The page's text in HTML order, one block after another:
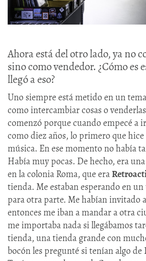
Ahora está del otro lado, ya no
sino como vendedor. ¿Cómo es
llegó a eso?
Uno siempre está metido en un
como intercambiar cosas o
comenzó porque cuando empecé a
como diez años, lo primero que
música. En ese momento no había
Había muy pocas. De hecho, era
en la colonia Roma, que era
tienda. Me estaban esperando en
para otra parte. Me habían invitado
entonces me iban a mandar a otra
me importaba nada si llegábamos
tienda, una tienda grande con
bocón les pregunté si tenían algo de